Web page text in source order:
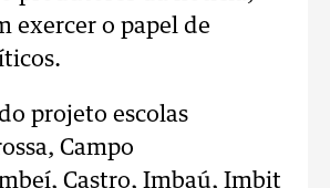
exercer o papel de
projeto escolas
Campo
Castro, Imbaú, Imbit